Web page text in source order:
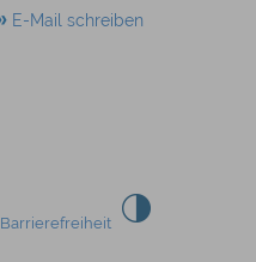
E-Mail schreiben
Barrierefreiheit